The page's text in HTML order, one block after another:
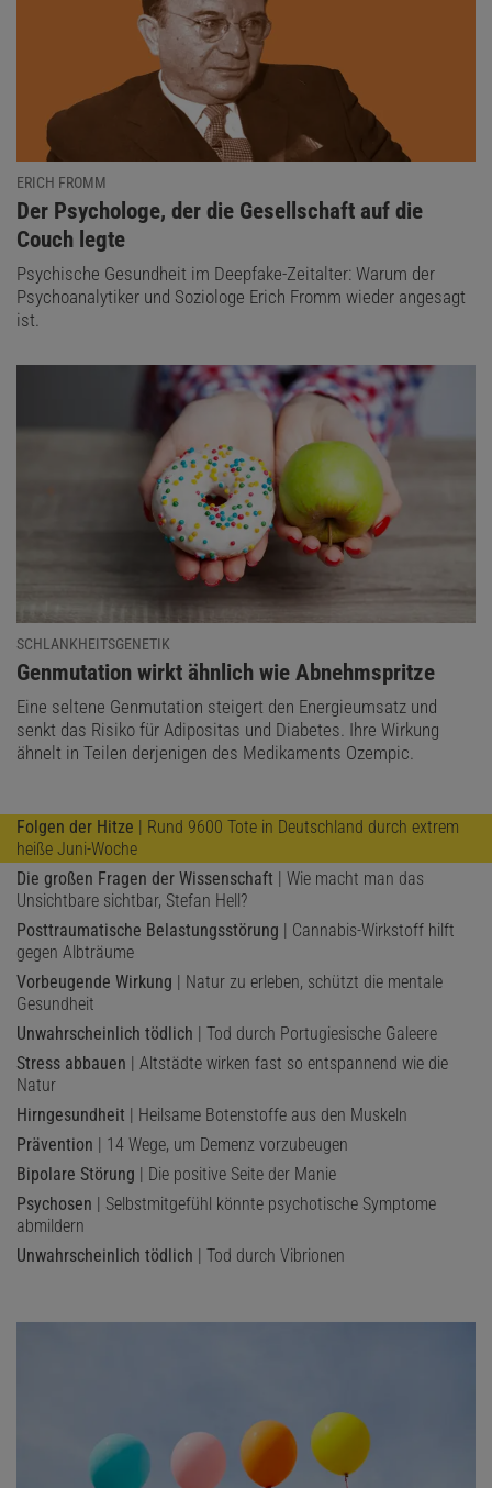
ERICH FROMM
:
Der Psychologe, der die Gesellschaft auf die
Couch legte
Psychische Gesundheit im Deepfake-Zeitalter: Warum der
Psychoanalytiker und Soziologe Erich Fromm wieder angesagt
ist.
SCHLANKHEITSGENETIK
:
Genmutation wirkt ähnlich wie Abnehmspritze
Eine seltene Genmutation steigert den Energieumsatz und
senkt das Risiko für Adipositas und Diabetes. Ihre Wirkung
ähnelt in Teilen derjenigen des Medikaments Ozempic.
Folgen der Hitze | Rund 9600 Tote in Deutschland durch extrem
heiße Juni-Woche
Die großen Fragen der Wissenschaft | Wie macht man das
Unsichtbare sichtbar, Stefan Hell?
Posttraumatische Belastungsstörung | Cannabis-Wirkstoff hilft
gegen Albträume
Vorbeugende Wirkung | Natur zu erleben, schützt die mentale
Gesundheit
Unwahrscheinlich tödlich | Tod durch Portugiesische Galeere
Stress abbauen | Altstädte wirken fast so entspannend wie die
Natur
Hirngesundheit | Heilsame Botenstoffe aus den Muskeln
Prävention | 14 Wege, um Demenz vorzubeugen
Bipolare Störung | Die positive Seite der Manie
Psychosen | Selbstmitgefühl könnte psychotische Symptome
abmildern
Unwahrscheinlich tödlich | Tod durch Vibrionen